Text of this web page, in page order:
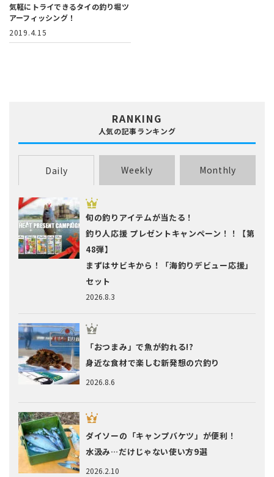
気軽にトライできるタイの釣り堀ツ
アーフィッシング！
2019.4.15
RANKING
人気の記事ランキング
Daily Weekly Monthly
2026.8.3
旬の釣りアイテムが当たる！
釣り人応援 プレゼントキャンペーン！！【第
48弾】
まずはサビキから！「海釣りデビュー応援」
セット
2026.8.6
「おつまみ」で魚が釣れる!?
身近な食材で楽しむ新発想の穴釣り
2026.2.10
ダイソーの「キャンプバケツ」が便利！
水汲み…だけじゃない使い方9選